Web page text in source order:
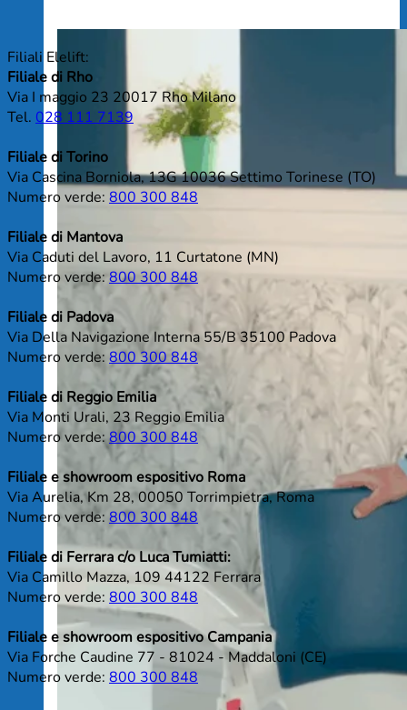
Filiali Elelift:
Filiale di Rho
Via I maggio 23 20017 Rho Milano
Tel. 028 111 7139
Filiale di Torino
Via Cascina Borniola, 13G 10036 Settimo Torinese (TO)
Numero verde: 800 300 848
Filiale di Mantova
Via Caduti del Lavoro, 11 Curtatone (MN)
Numero verde: 800 300 848
Filiale di Padova
Via Della Navigazione Interna 55/B 35100 Padova
Numero verde: 800 300 848
Filiale di Reggio Emilia
Via Monti Urali, 23 Reggio Emilia
Numero verde:800 300 848
Filiale e showroom espositivo Roma
Via Aurelia, Km 28, 00050 Torrimpietra, Roma
Numero verde: 800 300 848
Filiale di Ferrara c/o Luca Tumiatti:
Via Camillo Mazza, 109 44122 Ferrara
Numero verde: 800 300 848
Filiale e showroom espositivo Campania
Via Forche Caudine 77 - 81024 - Maddaloni (CE)
Numero verde: 800 300 848